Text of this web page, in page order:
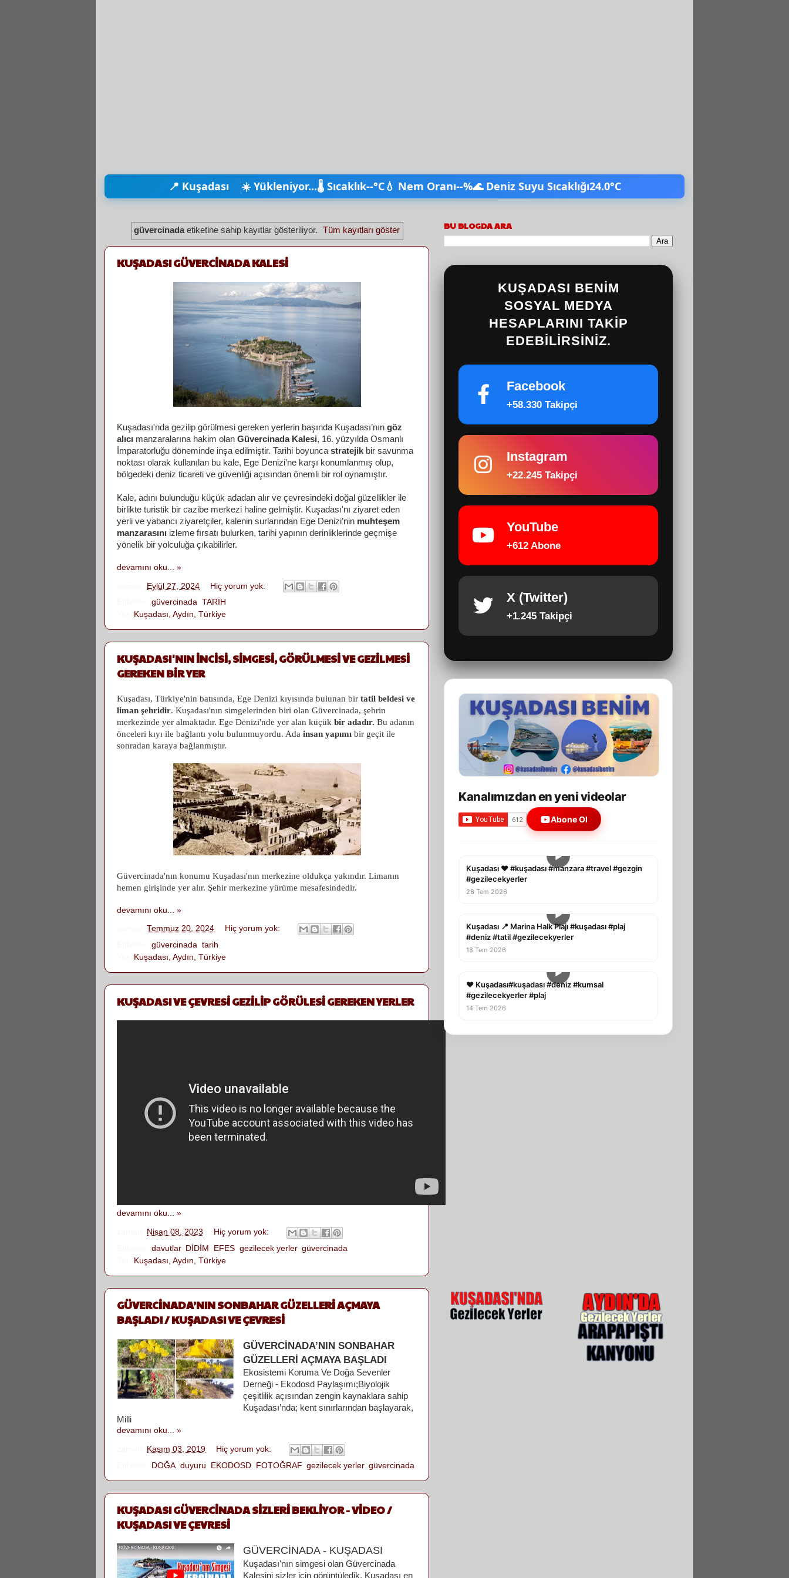
📍 Kuşadası ☀️ Yükleniyor...🌡️ Sıcaklık--°C💧 Nem Oranı--%🌊 Deniz Suyu Sıcaklığı24.0°C
güvercinadaetiketine sahip kayıtlar gösteriliyor. Tüm kayıtları göster
KUŞADASI GÜVERCİNADA KALESİ
Kuşadası'nda gezilip görülmesi gereken yerlerin başında Kuşadası’nın göz
alıcı manzaralarına hakim olan Güvercinada Kalesi, 16. yüzyılda Osmanlı
İmparatorluğu döneminde inşa edilmiştir. Tarihi boyunca stratejik bir savunma
noktası olarak kullanılan bu kale, Ege Denizi’ne karşı konumlanmış olup,
bölgedeki deniz ticareti ve güvenliği açısından önemli bir rol oynamıştır.
Kale, adını bulunduğu küçük adadan alır ve çevresindeki doğal güzellikler ile
birlikte turistik bir cazibe merkezi haline gelmiştir. Kuşadası'nı ziyaret eden
yerli ve yabancı ziyaretçiler, kalenin surlarından Ege Denizi’nin muhteşem
manzarasını izleme fırsatı bulurken, tarihi yapının derinliklerinde geçmişe
yönelik bir yolculuğa çıkabilirler.
devamını oku... »
Eylül 27, 2024
Hiç yorum yok:
güvercinada TARİH
Kuşadası, Aydın, Türkiye
KUŞADASI'NIN İNCİSİ, SİMGESİ, GÖRÜLMESİ VE GEZİLMESİ
GEREKEN BİR YER
Kuşadası, Türkiye'nin batısında, Ege Denizi kıyısında bulunan bir tatil beldesi ve
liman şehridir. Kuşadası'nın simgelerinden biri olan Güvercinada, şehrin
merkezinde yer almaktadır. Ege Denizi'nde yer alan küçük bir adadır. Bu adanın
önceleri kıyı ile bağlantı yolu bulunmuyordu. Ada insan yapımı bir geçit ile
sonradan karaya bağlanmıştır.
Güvercinada'nın konumu Kuşadası'nın merkezine oldukça yakındır. Limanın
hemen girişinde yer alır. Şehir merkezine yürüme mesafesindedir.
devamını oku... »
Temmuz 20, 2024
Hiç yorum yok:
güvercinada tarih
Kuşadası, Aydın, Türkiye
KUŞADASI VE ÇEVRESİ GEZİLİP GÖRÜLESİ GEREKEN YERLER
devamını oku... »
Nisan 08, 2023
Hiç yorum yok:
davutlar, DİDİM EFES gezilecek yerler, güvercinada
Kuşadası, Aydın, Türkiye
GÜVERCİNADA’NIN SONBAHAR GÜZELLERİ AÇMAYA
BAŞLADI / KUŞADASI VE ÇEVRESİ
GÜVERCİNADA’NIN SONBAHAR
GÜZELLERİ AÇMAYA BAŞLADI
Ekosistemi Koruma Ve Doğa Sevenler
Derneği - Ekodosd Paylaşımı;Biyolojik
çeşitlilik açısından zengin kaynaklara sahip
Kuşadası’nda; kent sınırlarından başlayarak,
Milli
devamını oku... »
Kasım 03, 2019
Hiç yorum yok:
DOĞA duyuru EKODOSD FOTOĞRAF gezilecek yerler, güvercinada
KUŞADASI GÜVERCİNADA SİZLERİ BEKLİYOR - VİDEO /
KUŞADASI VE ÇEVRESİ
GÜVERCİNADA - KUŞADASI
Kuşadası'nın simgesi olan Güvercinada
Kalesini sizler için görüntüledik. Kuşadası en
BU BLOGDA ARA
KUŞADASI BENIM
SOSYAL MEDYA
HESAPLARINI TAKIP
EDEBILIRSINIZ.
Facebook
+58.330 Takipçi
Instagram
+22.245 Takipçi
YouTube
+612 Abone
X (Twitter)
+1.245 Takipçi
Kanalımızdan en yeni videolar
Abone Ol
▶
Kuşadası ❤️ #kuşadası #manzara #travel #gezgin
#gezilecekyerler
28 Tem 2026
▶
Kuşadası 📍 Marina Halk Plajı #kuşadası #plaj
#deniz #tatil #gezilecekyerler
18 Tem 2026
▶
❤️ Kuşadası#kuşadası #deniz #kumsal
#gezilecekyerler #plaj
14 Tem 2026